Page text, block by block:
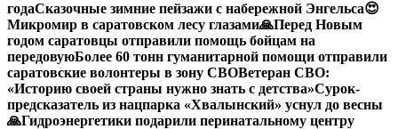
годаСказочные зимние пейзажи с набережной Энгельса😍
Микромир в саратовском лесу глазами🙏Перед Новым
годом саратовцы отправили помощь бойцам на
передовуюБолее 60 тонн гуманитарной помощи отправили
саратовские волонтеры в зону СВОВетеран СВО:
«Историю своей страны нужно знать с детства»Сурок-
предсказатель из нацпарка «Хвалынский» уснул до весны
🙏Гидроэнергетики подарили перинатальному центру